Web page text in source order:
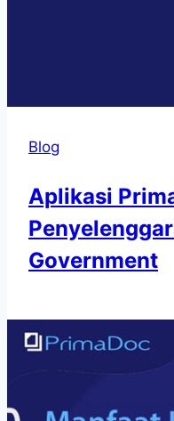
Blog
Aplikasi
Government